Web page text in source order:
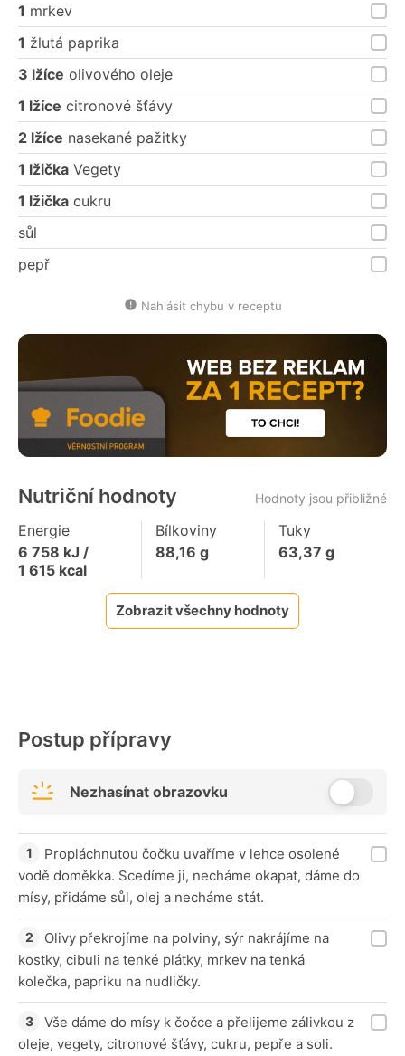
1 mrkev
1 žlutá paprika
3 lžíce olivového oleje
1 lžíce citronové šťávy
2 lžíce nasekané pažitky
1 lžička Vegety
1 lžička cukru
sůl
pepř
Nahlásit chybu v receptu
Nutriční hodnoty Hodnoty jsou přibližné
Energie
6 758 kJ /
1 615 kcal
Bílkoviny
88,16 g
Tuky
63,37 g
Zobrazit všechny hodnoty
Postup přípravy
Nezhasínat obrazovku
Propláchnutou čočku uvaříme v lehce osolené
vodě doměkka. Scedíme ji, necháme okapat, dáme do
mísy, přidáme sůl, olej a necháme stát.
Olivy překrojíme na polviny, sýr nakrájíme na
kostky, cibuli na tenké plátky, mrkev na tenká
kolečka, papriku na nudličky.
Vše dáme do mísy k čočce a přelijeme zálivkou z
oleje, vegety, citronové šťávy, cukru, pepře a soli.